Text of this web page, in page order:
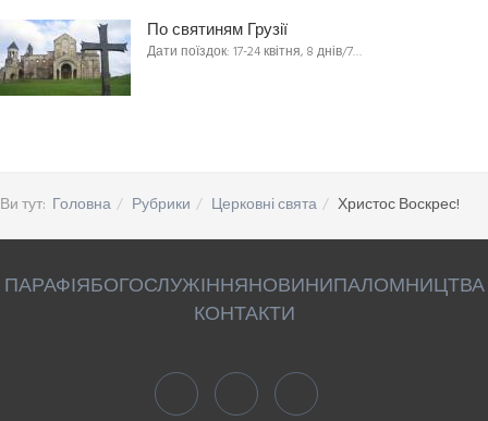
По святиням Грузії
Дати поїздок: 17-24 квітня, 8 днів/7…
Ви тут: Головна Рубрики Церковні свята Христос Воскрес!
ПАРАФІЯБОГОСЛУЖІННЯНОВИНИПАЛОМНИЦТВА
КОНТАКТИ